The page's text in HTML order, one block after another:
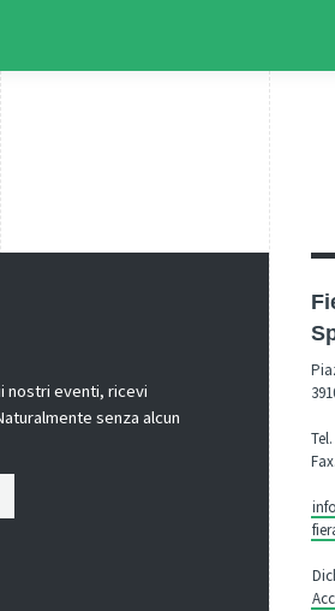
nostri eventi, ricevi
senza alcun
Tel.
Fax.